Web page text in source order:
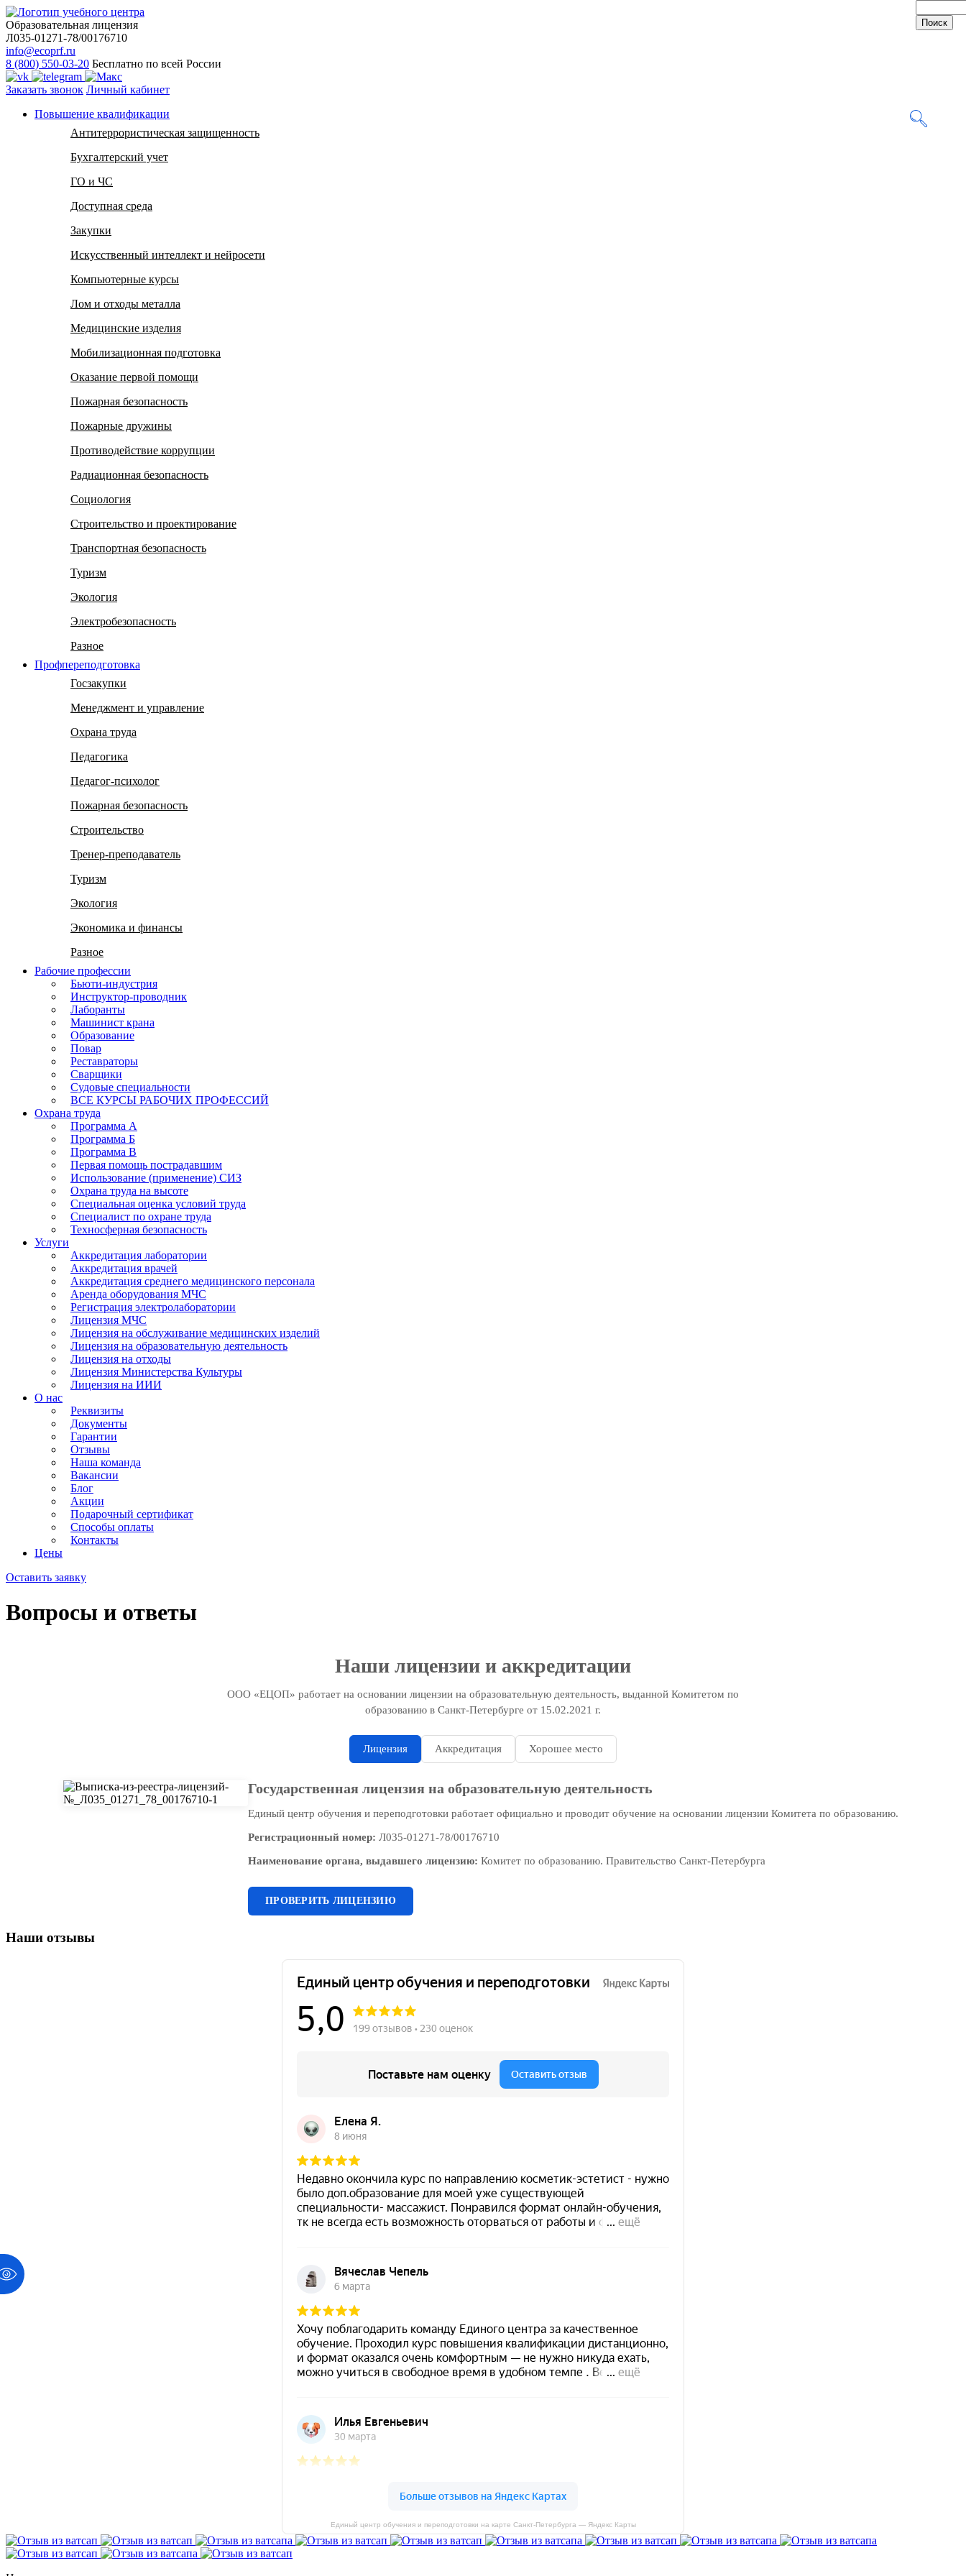
Образовательная лицензия
Л035-01271-78/00176710
info@ecoprf.ru
8 (800) 550-03-20 Бесплатно по всей России
Заказать звонок Личный кабинет
Повышение квалификации
Антитеррористическая защищенность
Бухгалтерский учет
ГО и ЧС
Доступная среда
Закупки
Искусственный интеллект и нейросети
Компьютерные курсы
Лом и отходы металла
Медицинские изделия
Мобилизационная подготовка
Оказание первой помощи
Пожарная безопасность
Пожарные дружины
Противодействие коррупции
Радиационная безопасность
Социология
Строительство и проектирование
Транспортная безопасность
Туризм
Экология
Электробезопасность
Разное
Профпереподготовка
Госзакупки
Менеджмент и управление
Охрана труда
Педагогика
Педагог-психолог
Пожарная безопасность
Строительство
Тренер-преподаватель
Туризм
Экология
Экономика и финансы
Разное
Рабочие профессии
Бьюти-индустрия
Инструктор-проводник
Лаборанты
Машинист крана
Образование
Повар
Реставраторы
Сварщики
Судовые специальности
ВСЕ КУРСЫ РАБОЧИХ ПРОФЕССИЙ
Охрана труда
Программа А
Программа Б
Программа В
Первая помощь пострадавшим
Использование (применение) СИЗ
Охрана труда на высоте
Специальная оценка условий труда
Специалист по охране труда
Техносферная безопасность
Услуги
Аккредитация лаборатории
Аккредитация врачей
Аккредитация среднего медицинского персонала
Аренда оборудования МЧС
Регистрация электролаборатории
Лицензия МЧС
Лицензия на обслуживание медицинских изделий
Лицензия на образовательную деятельность
Лицензия на отходы
Лицензия Министерства Культуры
Лицензия на ИИИ
О нас
Реквизиты
Документы
Гарантии
Отзывы
Наша команда
Вакансии
Блог
Акции
Подарочный сертификат
Способы оплаты
Контакты
Цены
Оставить заявку
Вопросы и ответы
Наши лицензии и аккредитации
ООО «ЕЦОП» работает на основании лицензии на образовательную деятельность, выданной Комитетом по
образованию в Санкт-Петербурге от 15.02.2021 г.
Лицензия Аккредитация Хорошее место
Государственная лицензия на образовательную деятельность
Единый центр обучения и переподготовки работает официально и проводит обучение на основании лицензии Комитета по образованию.
Регистрационный номер: Л035-01271-78/00176710
Наименование органа, выдавшего лицензию: Комитет по образованию. Правительство Санкт-Петербурга
ПРОВЕРИТЬ ЛИЦЕНЗИЮ
Наши отзывы
Единый центр обучения и переподготовки на карте Санкт‑Петербурга — Яндекс Карты